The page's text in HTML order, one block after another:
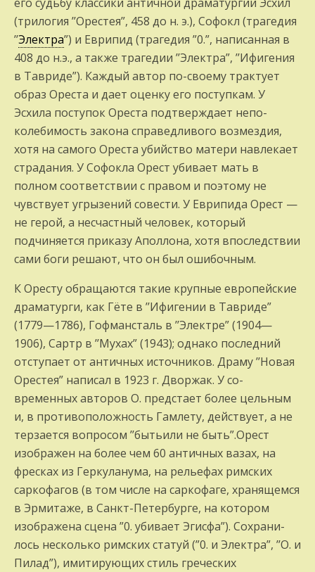
(трилогия ’’Орестея”, 458 до н. э.), Софокл (трагедия
’’Электра”) и Еври­пид (трагедия ”0.”, написанная в
408 до н.э., а также трагедии ’’Электра”, ’’Ифигения
в Тавриде”). Каждый автор по-своему трак­тует
образ Ореста и дает оценку его поступкам. У
Эсхила поступок Ореста подтверждает непо­
колебимость закона справедливого возмез­дия,
хотя на самого Ореста убийство матери навлекает
страдания. У Софокла Орест убива­ет мать в
полном соответствии с правом и поэтому не
чувствует угрызений совести. У Еврипида Орест —
не герой, а несчастный человек, который
подчиняется приказу Аполлона, хотя впоследствии
сами боги ре­шают, что он был ошибочным.
К Оресту обращаются такие крупные евро­пейские
драматурги, как Гёте в ’’Ифигении в Тавриде”
(1779—1786), Гофмансталь в ’’Электре” (1904—
1906), Сартр в ’’Мухах” (1943); однако последний
отступает от ан­тичных источников. Драму ’’Новая
Оре­стея” написал в 1923 г. Дворжак. У со­
временных авторов О. предстает более цельным
и, в противоположность Гамлету, действует, а не
терзается вопросом ’’бытьили не быть”.Орест
изображен на более чем 60 античных вазах, на
фресках из Геркуланума, на релье­фах римских
саркофагов (в том числе на саркофаге, хранящемся
в Эрмитаже, в Санкт-Петербурге, на котором
изображе­на сцена ”0. убивает Эгисфа”). Сохрани­
лось несколько римских статуй (”0. и Элек­тра”, ’’О. и
Пилад”), имитирующих стиль греческих